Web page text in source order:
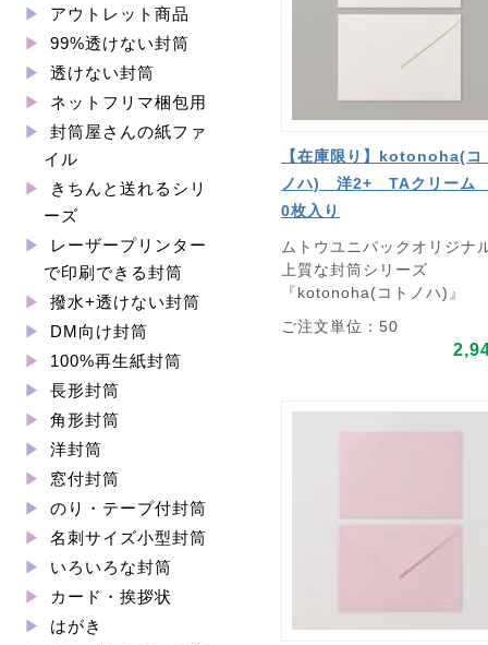
アウトレット商品
99%透けない封筒
透けない封筒
ネットフリマ梱包用
封筒屋さんの紙ファ
イル
きちんと送れるシリ
ーズ
レーザープリンター
で印刷できる封筒
撥水+透けない封筒
DM向け封筒
100%再生紙封筒
長形封筒
角形封筒
洋封筒
窓付封筒
のり・テープ付封筒
名刺サイズ小型封筒
いろいろな封筒
カード・挨拶状
はがき
【在庫限り】kotonoha(コ
ノハ) 洋2+ TAクリー
0枚入り
ムトウユニパックオリジナ
上質な封筒シリーズ
『kotonoha(コトノハ)』
ご注文単位：50